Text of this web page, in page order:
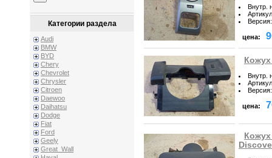
Категории раздела
Audi
BMW
BYD
Chery
Chevrolet
Chrysler
Citroen
Daewoo
Daihatsu
Dodge
Fiat
Ford
Geely
Great_Wall
Внутр.
Артикул
Версия:
цена:
Внутр.
Артикул
Версия:
цена: